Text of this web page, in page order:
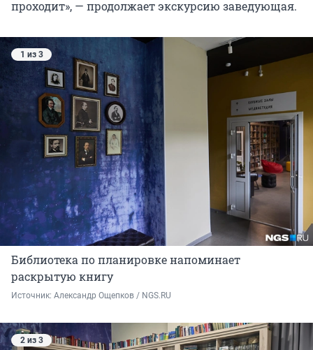
проходит», — продолжает экскурсию заведующая.
1 из 3
Библиотека по планировке напоминает
раскрытую книгу
Источник: Александр Ощепков / NGS.RU
2 из 3